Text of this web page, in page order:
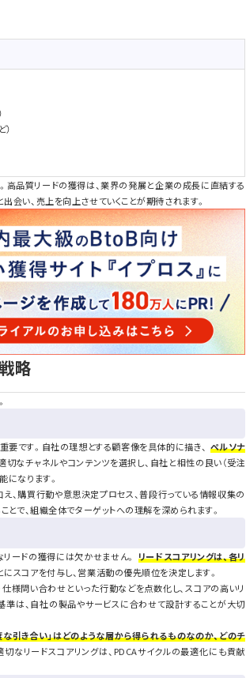
高品質リードの獲得は、業界の発展と企業の成長に直結する
会い、売上を向上させていくことが期待されます。
略
要です。自社の理想とする顧客像を具体的に描き、 ペルソナ
切なチャネルやコンテンツを選択し、自社と相性の良い（受注
になります。
、購買行動や意思決定プロセス、普段行っている情報収集の
とで、組織全体でターゲットへの理解を深められます。
ードの獲得には欠かせません。 リードスコアリングは、各リ
スコアを付与し、営業活動の優先順位を決定します。
様問い合わせといった行動などを点数化し、スコアの高いリ
準は、自社の製品やサービスに合わせて設計することが大切
引き合い」はどのような層から得られるものなのか、どのチ
切なリードスコアリングは、PDCAサイクルの最適化にも貢献